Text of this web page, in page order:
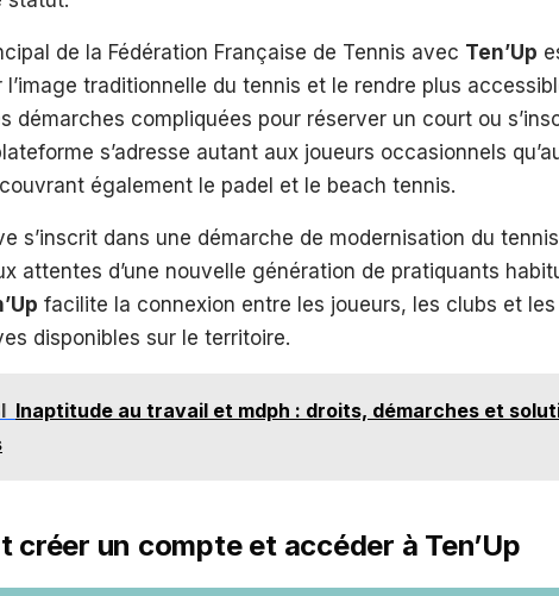
de la Fédération Française de Tennis avec Ten’Up
l’image traditionnelle du tennis et le rendre plus
démarches compliquées pour réserver un court ou
s’adresse autant aux joueurs occasionnels
également le padel et le beach tennis.
s’inscrit dans une démarche de modernisation du
attentes d’une nouvelle génération de pratiquants
facilite la connexion entre les joueurs, les clubs et
disponibles sur le territoire.
Inaptitude au travail et mdph : droits, démarches et
créer un compte et accéder à Ten’Up